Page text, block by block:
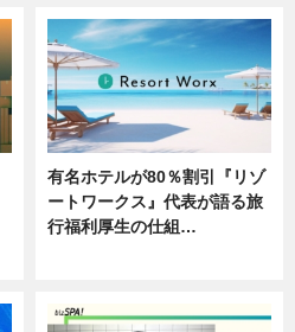
有名ホテルが80％割引『リゾ
ートワークス』代表が語る旅
行福利厚生の仕組…